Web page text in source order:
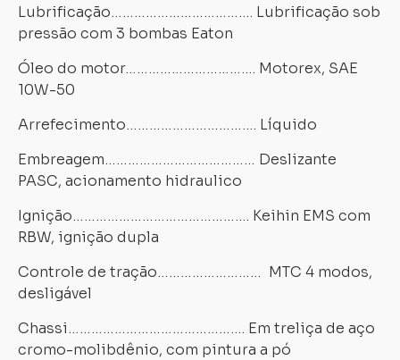
Lubrificação………………………………. Lubrificação sob
pressão com 3 bombas Eaton
Óleo do motor……………………………. Motorex, SAE
10W-50
Arrefecimento……………………………. Líquido
Embreagem………………………………… Deslizante
PASC, acionamento hidraulico
Ignição………………………………………. Keihin EMS com
RBW, ignição dupla
Controle de tração……………………… MTC 4 modos,
desligável
Chassi………………………………………. Em treliça de aço
cromo-molibdênio, com pintura a pó